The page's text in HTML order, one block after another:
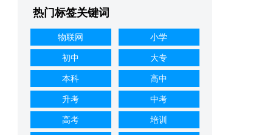
热门标签关键词
物联网 小学
初中 大专
本科 高中
升考 中考
高考 培训